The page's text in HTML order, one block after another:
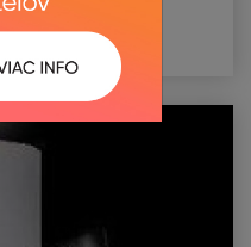
poruchy